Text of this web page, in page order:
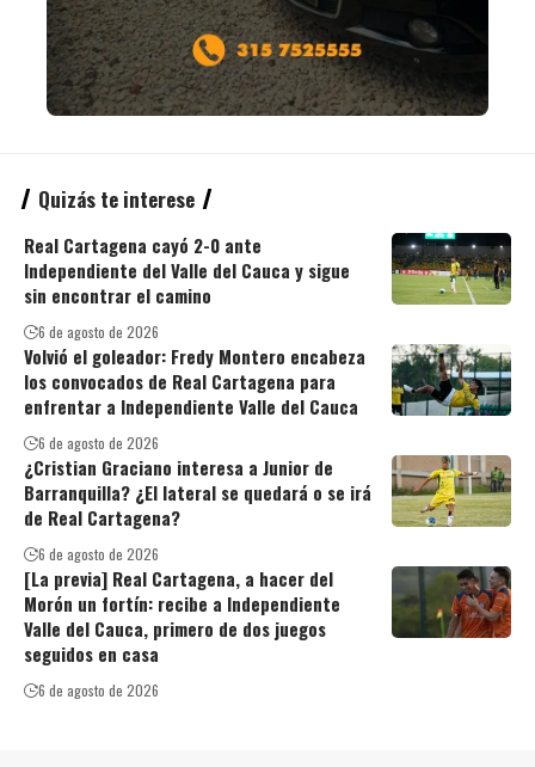
Quizás te interese
Real Cartagena cayó 2-0 ante
Independiente del Valle del Cauca y sigue
sin encontrar el camino
6 de agosto de 2026
Volvió el goleador: Fredy Montero encabeza
los convocados de Real Cartagena para
enfrentar a Independiente Valle del Cauca
6 de agosto de 2026
¿Cristian Graciano interesa a Junior de
Barranquilla? ¿El lateral se quedará o se irá
de Real Cartagena?
6 de agosto de 2026
[La previa] Real Cartagena, a hacer del
Morón un fortín: recibe a Independiente
Valle del Cauca, primero de dos juegos
seguidos en casa
6 de agosto de 2026